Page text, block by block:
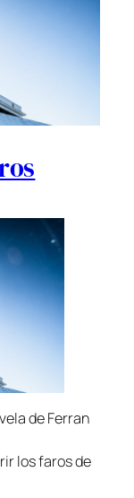
de Ferran
los faros de